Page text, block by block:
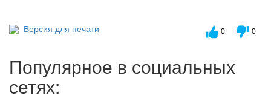
Версия для печати 0 0
Популярное в социальных
сетях: